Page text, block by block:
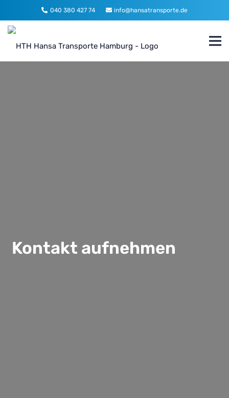
040 380 427 74 info@hansatransporte.de
Kontakt aufnehmen